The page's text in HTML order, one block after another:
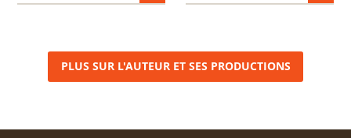
PLUS SUR L'AUTEUR ET SES PRODUCTIONS